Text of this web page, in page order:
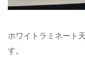
ホワイトラミネート
す。